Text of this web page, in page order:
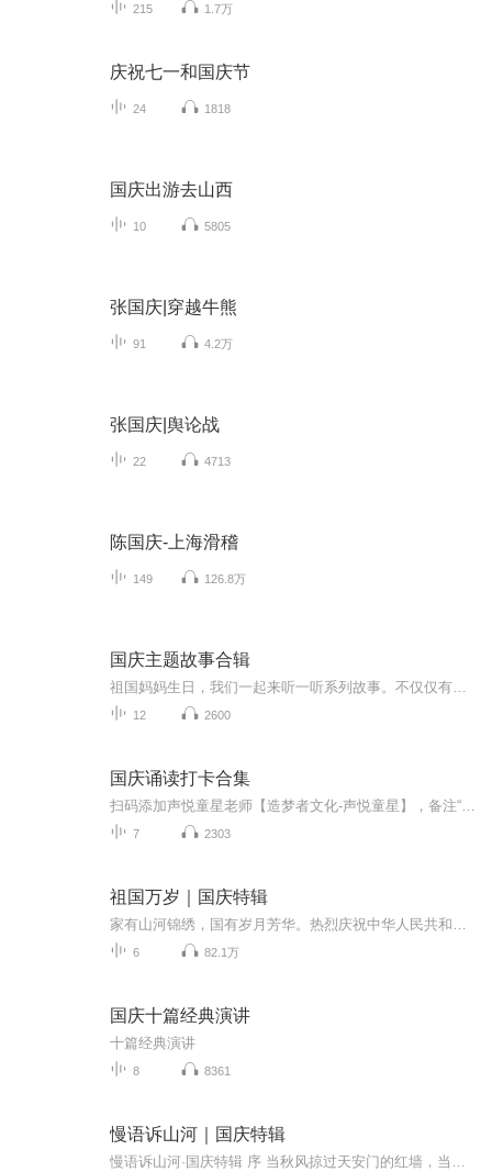
215 1.7万
庆祝七一和国庆节
24 1818
国庆出游去山西
10 5805
张国庆|穿越牛熊
91 4.2万
张国庆|舆论战
22 4713
陈国庆-上海滑稽
149 126.8万
国庆主题故事合辑
12 2600
国庆诵读打卡合集
7 2303
祖国万岁｜国庆特辑
6 82.1万
国庆十篇经典演讲
十篇经典演讲
8 8361
慢语诉山河｜国庆特辑